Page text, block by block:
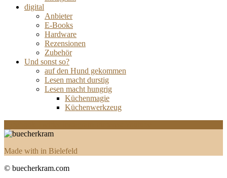
digital
Anbieter
E-Books
Hardware
Rezensionen
Zubehör
Und sonst so?
auf den Hund gekommen
Lesen macht durstig
Lesen macht hungrig
Küchenmagie
Küchenwerkzeug
Made with in Bielefeld
© buecherkram.com